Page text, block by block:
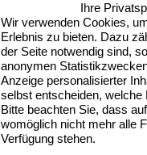
Ihre
Wir verwenden Cookies,
Erlebnis zu bieten. Dazu
der Seite notwendig sind,
anonymen
Anzeige personalisierter
selbst entscheiden, welche
Bitte beachten Sie, dass
womöglich nicht mehr alle
Verfügung stehen.